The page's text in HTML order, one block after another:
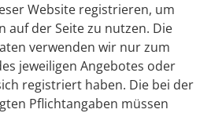
Website registrieren, um
auf der Seite zu nutzen. Die
verwenden wir nur zum
jeweiligen Angebotes oder
registriert haben. Die bei der
Pflichtangaben müssen